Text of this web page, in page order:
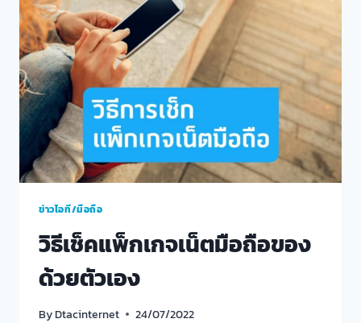
เน็ต+โทร
ฟรี
ยอด
ฮิต
ประจำ
เดือน
กรกฎาคม2565
ข่าวไอที/มือถือ
วิธีเช็คแพ็กเกจเน็ตมือถือของ
ด้วยตัวเอง
ByDtacinternet 24/07/2022